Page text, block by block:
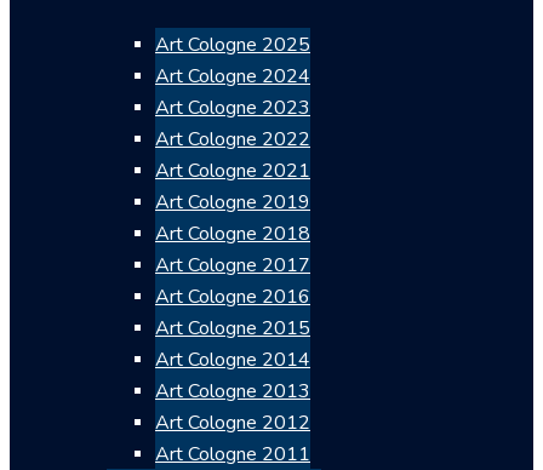
Art Cologne 2025
Art Cologne 2024
Art Cologne 2023
Art Cologne 2022
Art Cologne 2021
Art Cologne 2019
Art Cologne 2018
Art Cologne 2017
Art Cologne 2016
Art Cologne 2015
Art Cologne 2014
Art Cologne 2013
Art Cologne 2012
Art Cologne 2011